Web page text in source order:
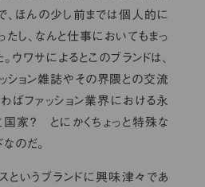
、ほんの少し前までは個人的に
し、なんと仕事においてもまっ
ウワサによるとこのブランドは、
ション雑誌やその界隈との交流
ばファッション業界における永
国家？ とにかくちょっと特殊な
のだ。
というブランドに興味津々であ